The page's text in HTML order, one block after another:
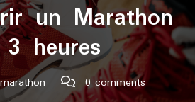
un Marathon
heures
0 comments